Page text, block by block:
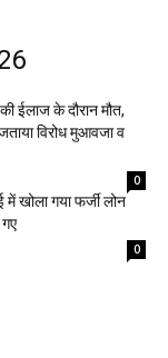
ईलाज के दौरान मौत,
विरोध मुआवजा व
0
खोला गया फर्जी लोन
0